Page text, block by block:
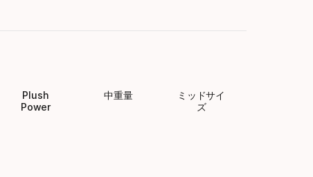
Plush
Power
中重量
ミッドサイ
ズ